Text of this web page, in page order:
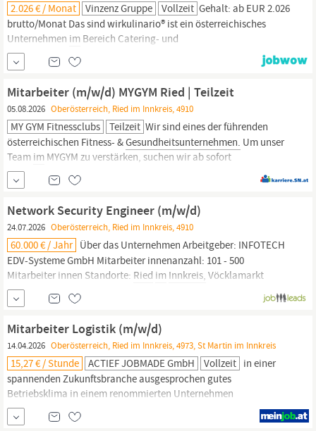
2.026 € / Monat Vinzenz Gruppe Vollzeit Gehalt: ab EUR 2.026
brutto/Monat Das sind wirkulinario® ist ein österreichisches
Unternehmen im Bereich Catering- und
Gemeinschaftsverpflegung. Wir bekochen Betriebsrestaurants
und Kantinen, Kindergärten, Schulen sowie Kranken- und
Gesundheitseinrichtungen.
Zubereitungsformen und nachhaltige Strukturen...
Mitarbeiter (m/w/d) MYGYM Ried | Teilzeit
05.08.2026 Oberösterreich, Ried im Innkreis, 4910
MY GYM Fitnessclubs Teilzeit Wir sind eines der führenden
österreichischen Fitness- &Gesundheitsunternehmen. Um unser
Team im MYGYM zu verstärken, suchen wir ab sofort
sportbegeisterte Mitarbeiter (m/w/d) für unseren neuen Standort
MYGYM
Ried in Teilzeit. Deine Benefits: aufgeschlossenes Teams
flexible Arbeitszeiteinteilung attraktive...
Network Security Engineer (m/w/d)
24.07.2026 Oberösterreich, Ried im Innkreis, 4910
60.000 € / Jahr Über das Unternehmen Arbeitgeber: INFOTECH
EDV-Systeme GmbH Mitarbeiter innenanzahl: 101 - 500
Mitarbeiter innen Standorte: Ried im Innkreis, Vöcklamarkt
Detaillierte Angaben zur Stelle Vollzeit (Festanstellung) 38,5
Stunden Dienstort
Mitarbeiter Logistik (m/w/d)
14.04.2026 Oberösterreich, Ried im Innkreis, 4973, St Martin im Innkreis
15,27 € / Stunde ACTIEF JOBMADE GmbH Vollzeit in einer
spannenden Zukunftsbranche ausgesprochen gutes
Betriebsklima in einem renommierten Unternehmen
firmeninternes Gesundheitsprogramm
mit vielfältigen Aktivitäten
zurGesundheitsförderung
Betriebskantine und Essenszuschuss,